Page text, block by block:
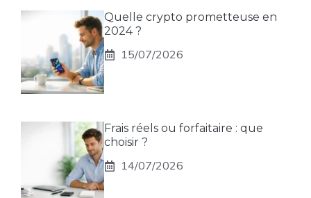
Quelle crypto prometteuse en
2024 ?
15/07/2026
Frais réels ou forfaitaire : que
choisir ?
14/07/2026